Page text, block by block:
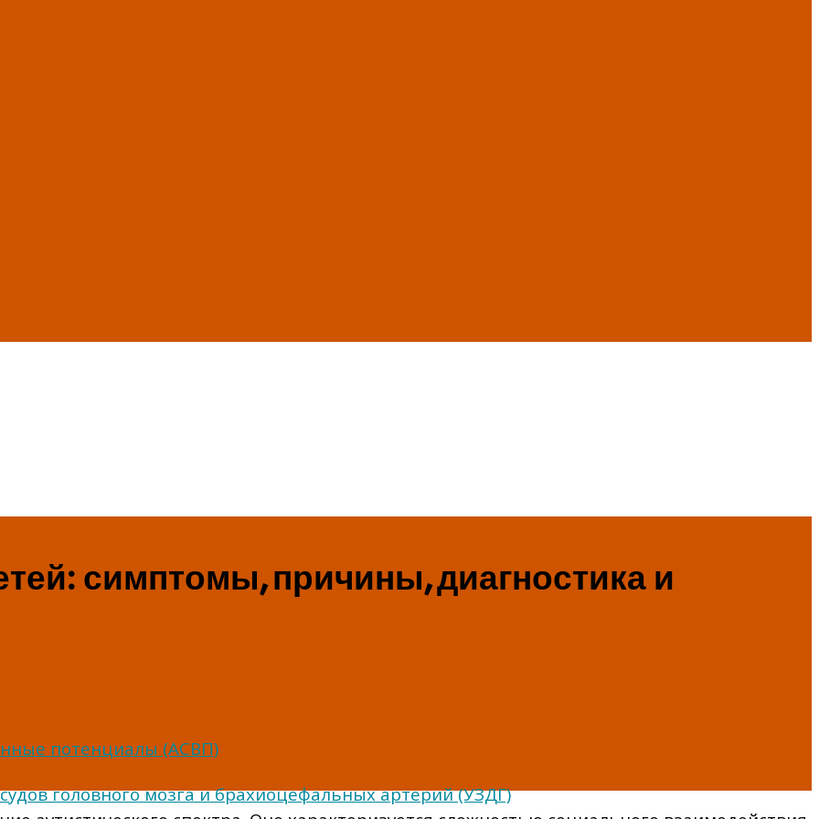
потенциалы (АСВП)
головного мозга и брахиоцефальных артерий (УЗДГ)
симптомы, причины, диагностика и